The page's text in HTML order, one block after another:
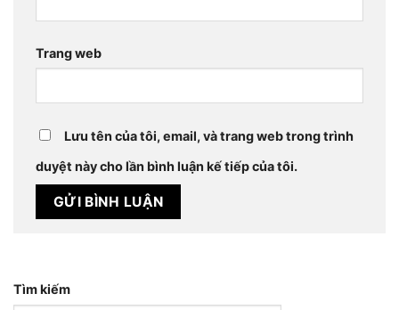
Trang web
Lưu tên của tôi, email, và trang web trong trình
duyệt này cho lần bình luận kế tiếp của tôi.
Tìm kiếm